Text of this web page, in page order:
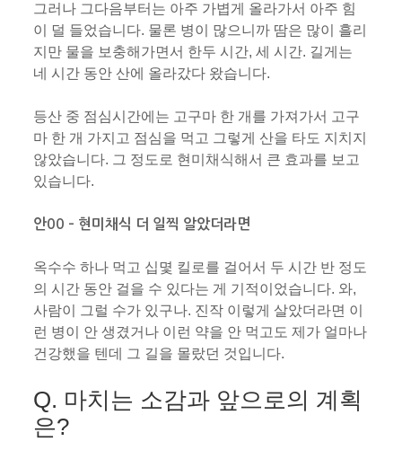
그러나 그다음부터는 아주 가볍게 올라가서 아주 힘
이 덜 들었습니다. 물론 병이 많으니까 땀은 많이 흘리
지만 물을 보충해가면서 한두 시간, 세 시간. 길게는
네 시간 동안 산에 올라갔다 왔습니다.
등산 중 점심시간에는 고구마 한 개를 가져가서 고구
마 한 개 가지고 점심을 먹고 그렇게 산을 타도 지치지
않았습니다. 그 정도로 현미채식해서 큰 효과를 보고
있습니다.
안00 – 현미채식 더 일찍 알았더라면
옥수수 하나 먹고 십몇 킬로를 걸어서 두 시간 반 정도
의 시간 동안 걸을 수 있다는 게 기적이었습니다. 와,
사람이 그럴 수가 있구나. 진작 이렇게 살았더라면 이
런 병이 안 생겼거나 이런 약을 안 먹고도 제가 얼마나
건강했을 텐데 그 길을 몰랐던 것입니다.
Q. 마치는 소감과 앞으로의 계획
은?